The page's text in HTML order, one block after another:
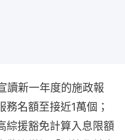
讀新一年度的施政報
名額至接近1萬個；
綜援豁免計算入息限額